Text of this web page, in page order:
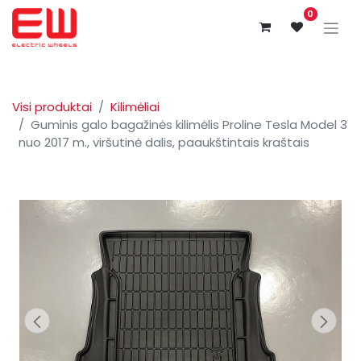
0
Visi produktai
Kilimėliai
Guminis galo bagažinės kilimėlis Proline Tesla Model 3
nuo 2017 m., viršutinė dalis, paaukštintais kraštais